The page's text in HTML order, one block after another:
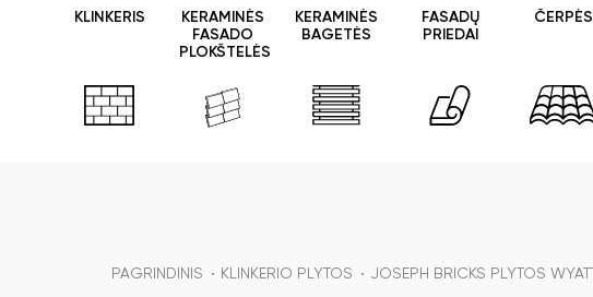
KLINKERIS
KERAMINĖS
FASADO
PLOKŠTELĖS
KERAMINĖS
BAGETĖS
FASADŲ
PRIEDAI
ČERPĖS
PAGRINDINIS KLINKERIO PLYTOS JOSEPH BRICKS PLYTOS WYATT